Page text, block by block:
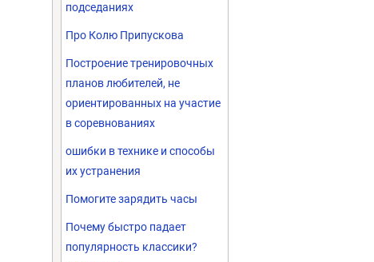
подседаниях
Про Колю Припускова
Построение тренировочных
планов любителей, не
ориентированных на участие
в соревнованиях
ошибки в технике и способы
их устранения
Помогите зарядить часы
Почему быстро падает
популярность классики?